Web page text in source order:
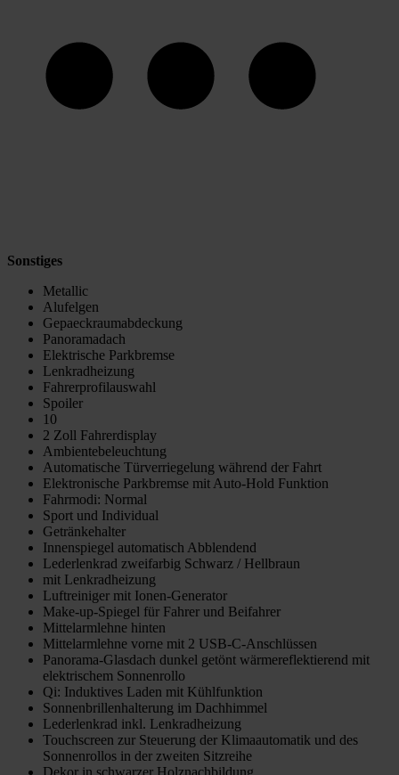
Sonstiges
Metallic
Alufelgen
Gepaeckraumabdeckung
Panoramadach
Elektrische Parkbremse
Lenkradheizung
Fahrerprofilauswahl
Spoiler
10
2 Zoll Fahrerdisplay
Ambientebeleuchtung
Automatische Türverriegelung während der Fahrt
Elektronische Parkbremse mit Auto-Hold Funktion
Fahrmodi: Normal
Sport und Individual
Getränkehalter
Innenspiegel automatisch Abblendend
Lederlenkrad zweifarbig Schwarz / Hellbraun
mit Lenkradheizung
Luftreiniger mit Ionen-Generator
Make-up-Spiegel für Fahrer und Beifahrer
Mittelarmlehne hinten
Mittelarmlehne vorne mit 2 USB-C-Anschlüssen
Panorama-Glasdach dunkel getönt wärmereflektierend mit
elektrischem Sonnenrollo
Qi: Induktives Laden mit Kühlfunktion
Sonnenbrillenhalterung im Dachhimmel
Lederlenkrad inkl. Lenkradheizung
Touchscreen zur Steuerung der Klimaautomatik und des
Sonnenrollos in der zweiten Sitzreihe
Dekor in schwarzer Holznachbildung